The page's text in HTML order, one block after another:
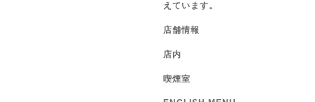
えています。
店舗情報
店内
喫煙室